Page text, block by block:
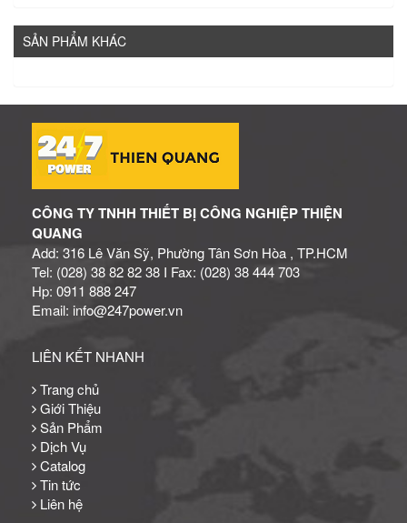
SẢN PHẨM KHÁC
CÔNG TY TNHH THIẾT BỊ CÔNG NGHIỆP THIỆN
QUANG
Add: 316 Lê Văn Sỹ, Phường Tân Sơn Hòa , TP.HCM
Tel: (028) 38 82 82 38 I Fax: (028) 38 444 703
Hp: 0911 888 247
Email: info@247power.vn
LIÊN KẾT NHANH
Trang chủ
Giới Thiệu
Sản Phẩm
Dịch Vụ
Catalog
Tin tức
Liên hệ